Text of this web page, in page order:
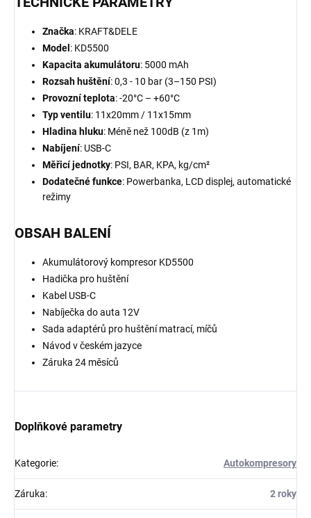
Značka: KRAFT&DELE
Model : KD5500
Kapacita akumulátoru: 5000 mAh
Rozsah huštění: 0,3 - 10 bar (3–150 PSI)
Provozní teplota: -20°C – +60°C
Typ ventilu: 11x20mm / 11x15mm
Hladina hluku: Méně než 100dB (z 1m)
Nabíjení: USB-C
Měřicí jednotky: PSI, BAR, KPA, kg/cm²
Dodatečné funkce: Powerbanka, LCD displej, automatické
režimy
OBSAH BALENÍ
Akumulátorový kompresor KD5500
Hadička pro huštění
Kabel USB-C
Nabíječka do auta 12V
Sada adaptérů pro huštění matrací, míčů
Návod v českém jazyce
Záruka 24 měsíců
Doplňkové parametry
Kategorie: Autokompresory
Záruka: 2 roky